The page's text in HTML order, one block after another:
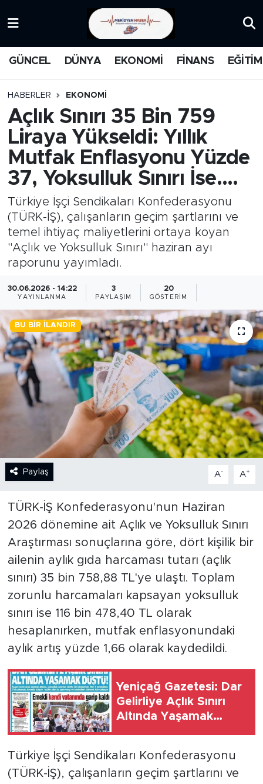
GÜNCEL DÜNYA EKONOMİ FİNANS EĞİTİM
HABERLER EKONOMİ
Açlık Sınırı 35 Bin 759
Liraya Yükseldi: Yıllık
Mutfak Enflasyonu Yüzde
37, Yoksulluk Sınırı İse....
Türkiye İşçi Sendikaları Konfederasyonu
(TÜRK-İŞ), çalışanların geçim şartlarını ve
temel ihtiyaç maliyetlerini ortaya koyan
"Açlık ve Yoksulluk Sınırı" haziran ayı
raporunu yayımladı.
30.06.2026 - 14:22
YAYINLANMA
3
PAYLAŞIM
20
GÖSTERIM
BU BIR İLANDIR
Paylaş A- A+
TÜRK-İŞ Konfederasyonu'nun Haziran
2026 dönemine ait Açlık ve Yoksulluk Sınırı
Araştırması sonuçlarına göre, dört kişilik bir
ailenin aylık gıda harcaması tutarı (açlık
sınırı) 35 bin 758,88 TL'ye ulaştı. Toplam
zorunlu harcamaları kapsayan yoksulluk
sınırı ise 116 bin 478,40 TL olarak
hesaplanırken, mutfak enflasyonundaki
aylık artış yüzde 1,66 olarak kaydedildi.
Yeniçağ Gazetesi: Dar
Gelirliye Açlık Sınırı
Altında Yaşamak
Türkiye İşçi Sendikaları Konfederasyonu
(TÜRK-İŞ), çalışanların geçim şartlarını ve
MEDYA
FİNANS
DÜNYA
GÜNCEL
KARİKATÜR
BİLİM-TEKNOLOJİ
RÖPÖRTAJ
ANALİZ
NOSTALJİ
KULİS
YAZARLAR
DİNİ
EKONOMİ
SPOR
KÜLTÜR SANAT
YAŞAM
TARİHTEN GÜNÜMÜZE
TARİH
KADIN
SAĞLIK
SİYASET
Trafik Durumu
Süper Lig Puan Durumu ve Fikstür
Tüm Manşetler
Son Dakika Haberleri
Haber Arşivi